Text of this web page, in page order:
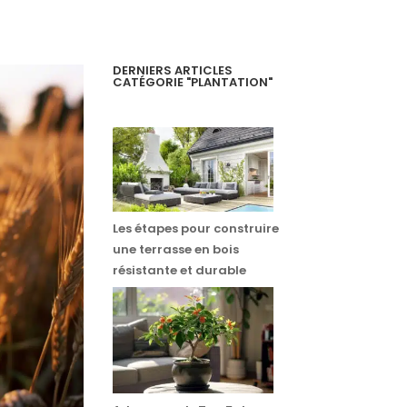
DERNIERS ARTICLES
CATÉGORIE "PLANTATION"
Les étapes pour construire
une terrasse en bois
résistante et durable